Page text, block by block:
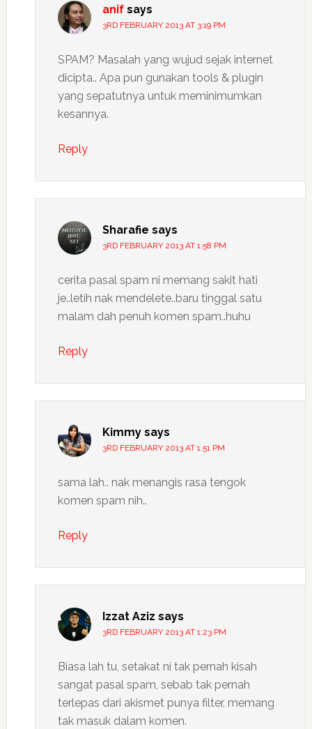
anif says
3RD FEBRUARY 2013 AT 3:19 PM
SPAM? Masalah yang wujud sejak internet
dicipta.. Apa pun gunakan tools & plugin
yang sepatutnya untuk meminimumkan
kesannya.
Reply
Sharafie says
3RD FEBRUARY 2013 AT 1:58 PM
cerita pasal spam ni memang sakit hati
je..letih nak mendelete..baru tinggal satu
malam dah penuh komen spam..huhu
Reply
Kimmy says
3RD FEBRUARY 2013 AT 1:51 PM
sama lah.. nak menangis rasa tengok
komen spam nih..
Reply
Izzat Aziz says
3RD FEBRUARY 2013 AT 1:23 PM
Biasa lah tu, setakat ni tak pernah kisah
sangat pasal spam, sebab tak pernah
terlepas dari akismet punya filter, memang
tak masuk dalam komen.